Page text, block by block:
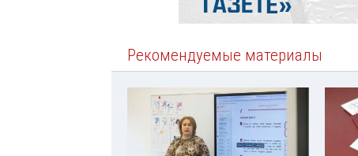
Рекомендуемые материалы